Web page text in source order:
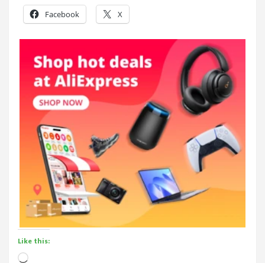
Facebook X
Like this:
Loading…